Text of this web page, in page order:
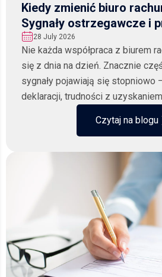
Kiedy zmienić biuro
Sygnały ostrzegawcze i
28 July 2026
Nie każda współpraca z biurem
się z dnia na dzień. Znacznie
sygnały pojawiają się stopniowo
deklaracji, trudności z
Czytaj na blogu